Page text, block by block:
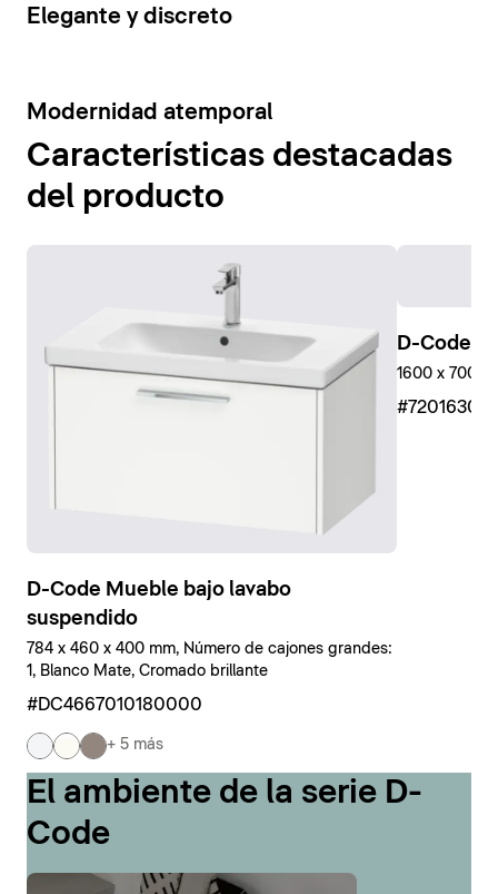
15
Elegante y discreto
10
Modernidad atemporal
Características destacadas
del producto
D-Code Mueble bajo lavabo
suspendido
784 x 460 x 400 mm, Número de cajones grandes:
1, Blanco Mate, Cromado brillante
#DC4667010180000
+ 5 más
D-Code
1600 x 700
El ambiente de la serie D-
Code